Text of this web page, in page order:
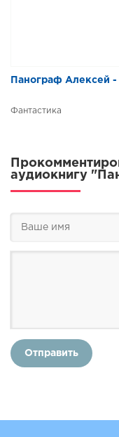
Панограф Алексей
Фантастика
аудиокнигу
Отправить